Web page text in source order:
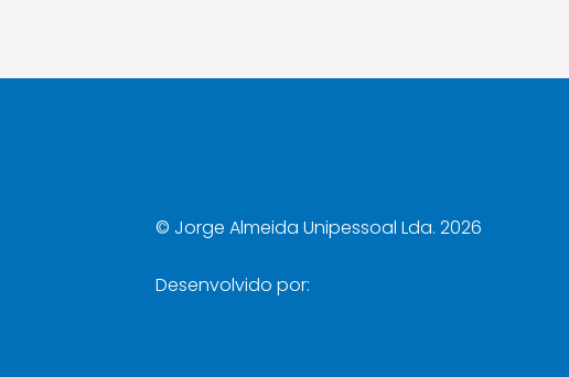
© Jorge Almeida Unipessoal Lda. 2026
Desenvolvido por: